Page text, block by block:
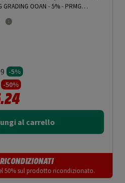
A 0,9 L - PRMG GRADING OOAN - 5%- PRMG
-5%
ridotto da
-50%
al carrello
50% sul prodotto ricondizionato.